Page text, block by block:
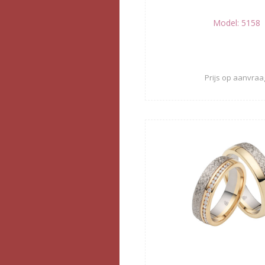
Model: 5158
Prijs op